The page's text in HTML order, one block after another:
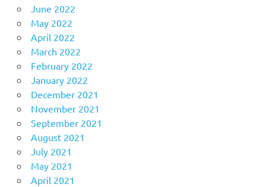
June 2022
May 2022
April 2022
March 2022
February 2022
January 2022
December 2021
November 2021
September 2021
August 2021
July 2021
May 2021
April 2021